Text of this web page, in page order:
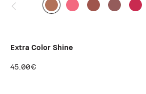
Extra Color Shine
45.00€